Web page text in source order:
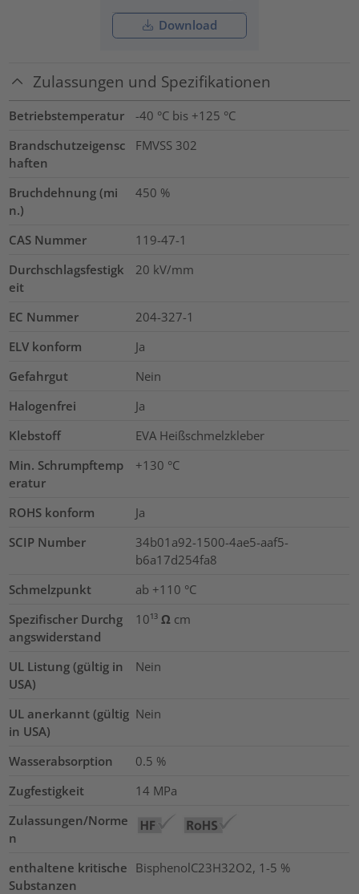
Download
Zulassungen und Spezifikationen
Betriebstemperatur
-40 °C bis +125 °C
Brandschutzeigensc
haften
FMVSS 302
Bruchdehnung (mi
n.)
450 %
CAS Nummer
119-47-1
Durchschlagsfestigk
eit
20 kV/mm
EC Nummer
204-327-1
ELV konform
Ja
Gefahrgut
Nein
Halogenfrei
Ja
Klebstoff
EVA Heißschmelzkleber
Min. Schrumpftemp
eratur
+130 °C
ROHS konform
Ja
SCIP Number
34b01a92-1500-4ae5-aaf5-
b6a17d254fa8
Schmelzpunkt
ab +110 °C
Spezifischer Durchg
angswiderstand
10¹³ Ω cm
UL Listung (gültig in
USA)
Nein
UL anerkannt (gültig
in USA)
Nein
Wasserabsorption 0.5 %
Zugfestigkeit
14 MPa
Zulassungen/Norme
n
enthaltene kritische
Substanzen
BisphenolC23H32O2, 1-5 %